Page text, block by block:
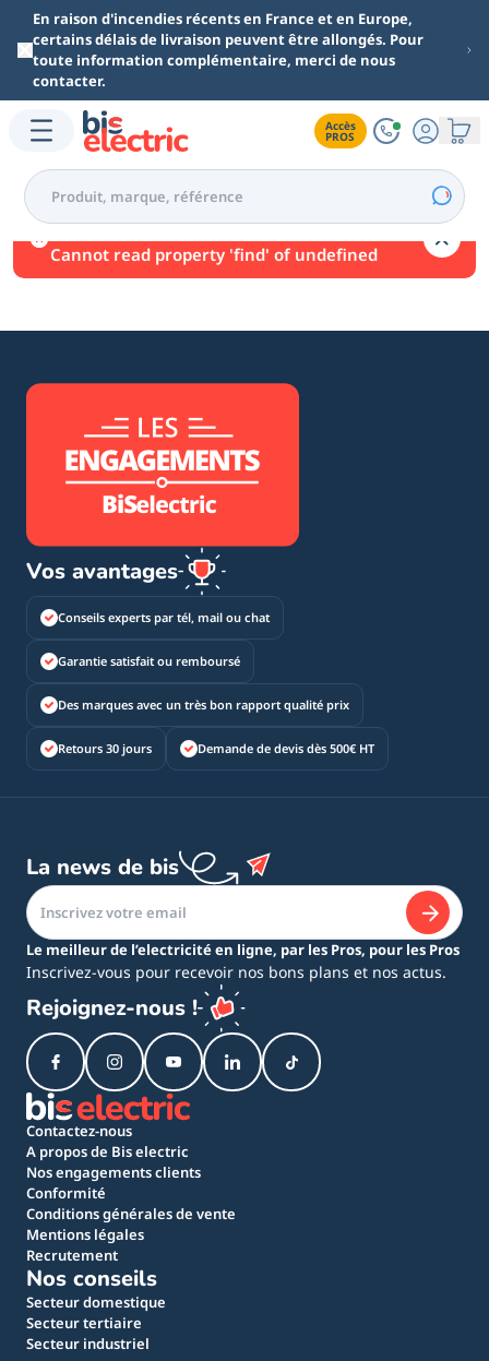
Aller au contenu principal
En raison d'incendies récents en France et en Europe,
certains délais de livraison peuvent être allongés. Pour
toute information complémentaire, merci de nous
contacter.
Accès
PROS
Une erreur est survenue.
Cannot read property 'find' of undefined
Vos avantages
Conseils experts par tél, mail ou chat
Garantie satisfait ou remboursé
Des marques avec un très bon rapport qualité prix
Retours 30 jours Demande de devis dès 500€ HT
La news de bis
Le meilleur de l’electricité en ligne, par les Pros, pour les Pros
Inscrivez-vous pour recevoir nos bons plans et nos actus.
Rejoignez-nous !
Contactez-nous
A propos de Bis electric
Nos engagements clients
Conformité
Conditions générales de vente
Mentions légales
Recrutement
Nos conseils
Secteur domestique
Secteur tertiaire
Secteur industriel